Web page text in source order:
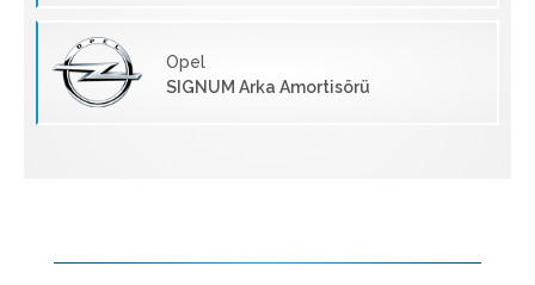
Opel
SIGNUM Arka Amortisörü